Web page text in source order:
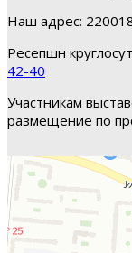
Наш адрес:
Ресепшн
42-40
Участникам
размещение по